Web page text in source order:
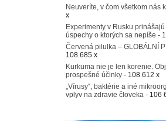
Neuveríte, v čom všetkom nás
x
Experimenty v Rusku
úspechy o ktorých sa nepíše -
Červená pilulka – GLOBÁLNÍ
108 685 x
Kurkuma nie je len korenie.
prospešné účinky - 108 612 x
„Vírusy“, baktérie a iné
vplyv na zdravie človeka - 106